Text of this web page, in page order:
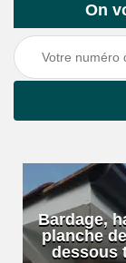
On
Bardage,
planche
dessous